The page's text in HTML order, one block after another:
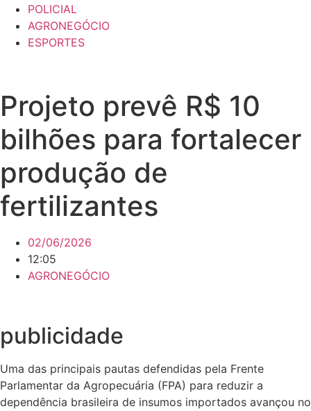
POLICIAL
AGRONEGÓCIO
ESPORTES
Projeto prevê R$ 10
bilhões para fortalecer
produção de
fertilizantes
02/06/2026
12:05
AGRONEGÓCIO
publicidade
Uma das principais pautas defendidas pela Frente
Parlamentar da Agropecuária (FPA) para reduzir a
dependência brasileira de insumos importados avançou no